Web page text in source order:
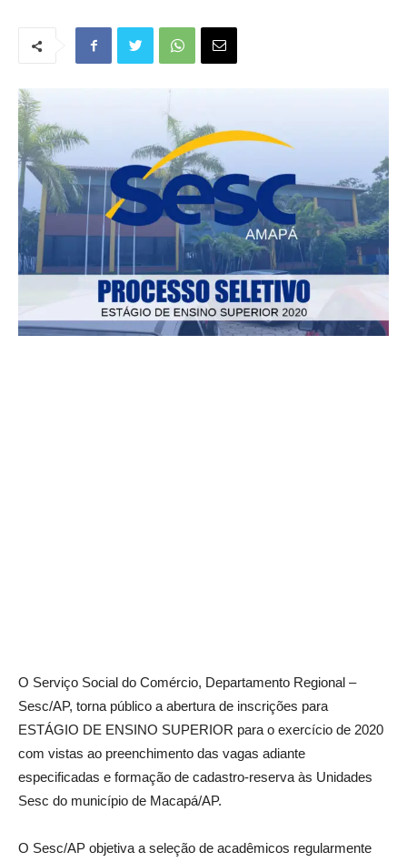
O Serviço Social do Comércio, Departamento Regional –
Sesc/AP, torna público a abertura de inscrições para
ESTÁGIO DE ENSINO SUPERIOR para o exercício de 2020
com vistas ao preenchimento das vagas adiante
especificadas e formação de cadastro-reserva às Unidades
Sesc do município de Macapá/AP.
O Sesc/AP objetiva a seleção de acadêmicos regularmente